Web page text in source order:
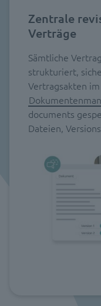
Zentrale
Verträge
Sämtliche
strukturiert,
Vertragsakten
documents
Dateien,